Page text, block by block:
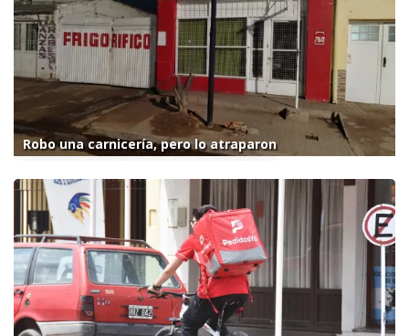
Robo una carnicería, pero lo atraparon